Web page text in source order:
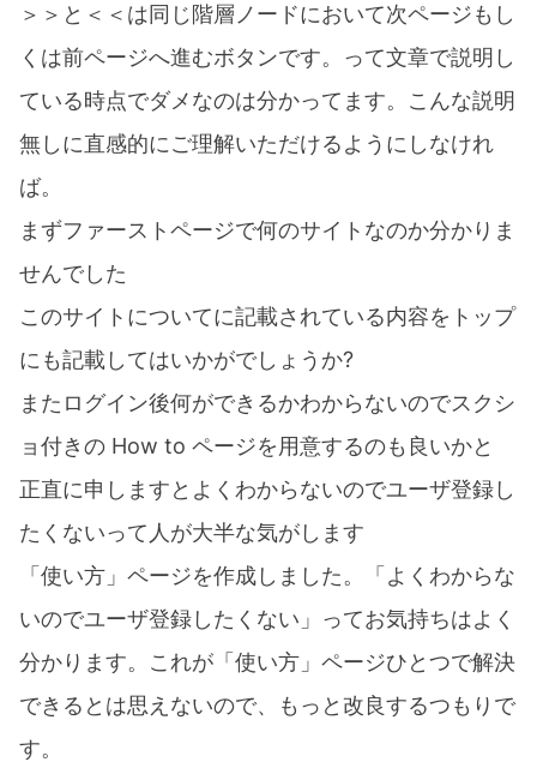
＞＞と＜＜は同じ階層ノードにおいて次ページもし
くは前ページへ進むボタンです。って文章で説明し
ている時点でダメなのは分かってます。こんな説明
無しに直感的にご理解いただけるようにしなけれ
ば。
まずファーストページで何のサイトなのか分かりま
せんでした
このサイトについてに記載されている内容をトップ
にも記載してはいかがでしょうか?
またログイン後何ができるかわからないのでスクシ
ョ付きの How to ページを用意するのも良いかと
正直に申しますとよくわからないのでユーザ登録し
たくないって人が大半な気がします
「使い方」ページを作成しました。「よくわからな
いのでユーザ登録したくない」ってお気持ちはよく
分かります。これが「使い方」ページひとつで解決
できるとは思えないので、もっと改良するつもりで
す。